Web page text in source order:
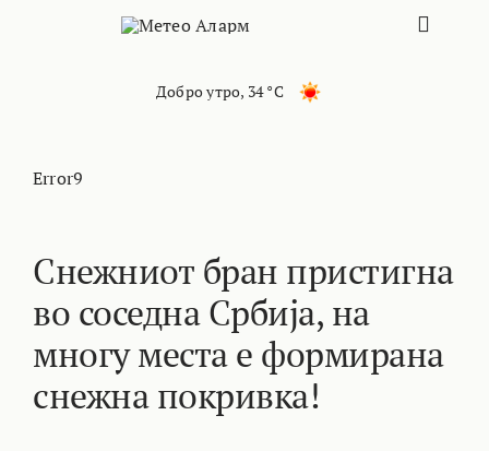
Toggle
КОНТАКТ
Добро утро, 34 °C
Error9
Снежниот бран пристигна
во соседна Србија, на
многу места е формирана
снежна покривка!